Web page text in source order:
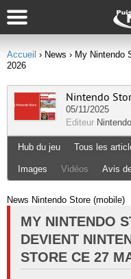
Accueil › News › My Nintendo
2026
Nintendo
05/11/2025
Editeur Nintendo
Hub du jeu Tous les
Images Vidéos Avis
News Nintendo Store (mobile)
MY NINTENDO
DEVIENT
STORE CE 27